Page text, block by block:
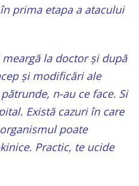
prima etapa a atacului
la doctor și după
și modificări ale
n-au ce face. Si
Există cazuri în care
poate
Practic, te ucide